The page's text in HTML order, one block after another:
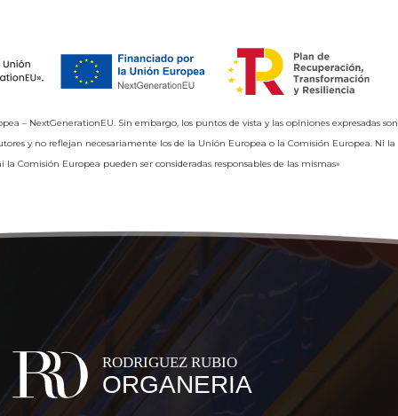
– NextGenerationEU. Sin embargo, los puntos de vista y las opiniones expresadas son
y no reflejan necesariamente los de la Unión Europea o la Comisión Europea. Ni la
la Comisión Europea pueden ser consideradas responsables de las mismas»